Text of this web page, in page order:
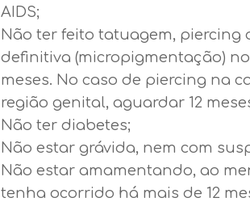
AIDS;
Não ter feito tatuagem, piercing
definitiva (micropigmentação)
meses. No caso de piercing na
região genital, aguardar 12
Não ter diabetes;
Não estar grávida, nem com
Não estar amamentando, ao
tenha ocorrido há mais de 12